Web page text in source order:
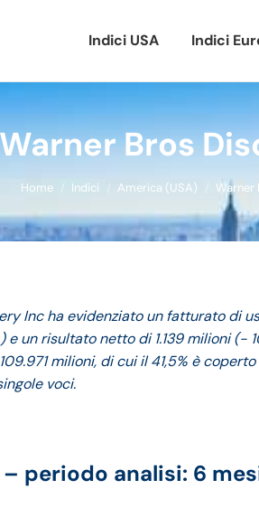
Indici USA Indici
BrosTu sei qui:
Home Indici America (USA) Warner
Inc ha evidenziato un fatturato di
un risultato netto di 1.139 milioni (-
milioni, di cui il 41,5% è
voci.
periodo analisi: 6